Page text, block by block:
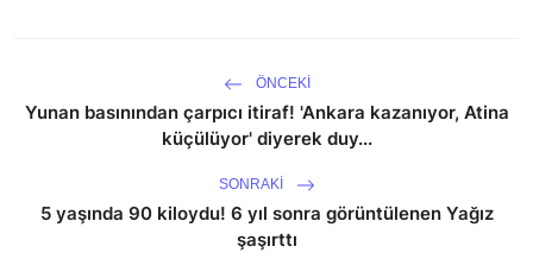
ÖNCEKI
Yunan basınından çarpıcı itiraf! 'Ankara kazanıyor, Atina
küçülüyor' diyerek duy...
SONRAKI
5 yaşında 90 kiloydu! 6 yıl sonra görüntülenen Yağız
şaşırttı